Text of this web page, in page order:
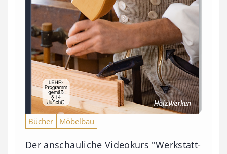
Bücher Möbelbau
Der anschauliche Videokurs "Werkstatt-